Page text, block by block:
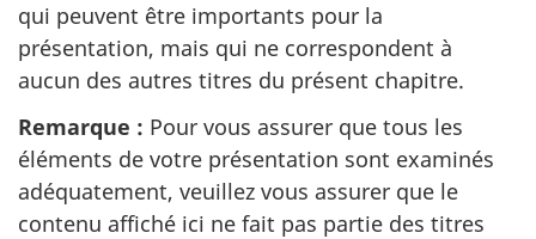
qui peuvent être importants pour la
présentation, mais qui ne correspondent à
aucun des autres titres du présent chapitre.
Remarque : Pour vous assurer que tous les
éléments de votre présentation sont examinés
adéquatement, veuillez vous assurer que le
contenu affiché ici ne fait pas partie des titres